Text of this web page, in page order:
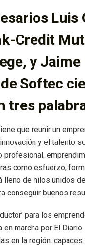
Luis
Credit
y
Softec
tres
que reunir un
y el talento
profesional,
como esfuerzo,
lleno de hilos unidos
conseguir buenos
para los
en marcha por El
en la región,